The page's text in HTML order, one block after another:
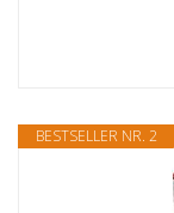
BESTSELLER NR. 2